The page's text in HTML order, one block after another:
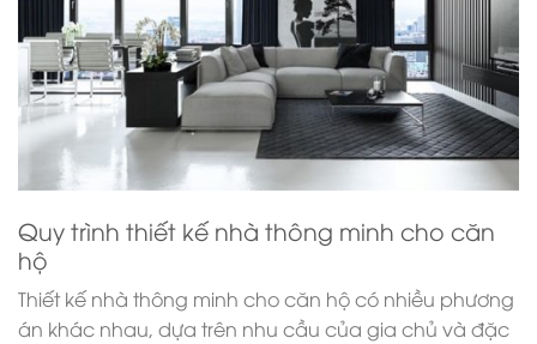
Quy trình thiết kế nhà thông minh cho căn
hộ
Thiết kế nhà thông minh cho căn hộ có nhiều phương
án khác nhau, dựa trên nhu cầu của gia chủ và đặc